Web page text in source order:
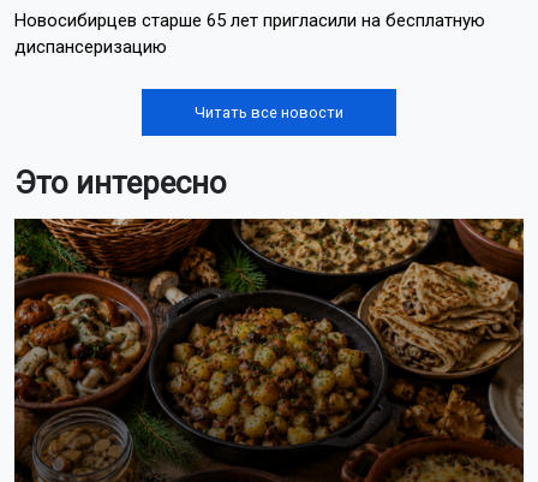
Новосибирцев старше 65 лет пригласили на бесплатную
диспансеризацию
Читать все новости
Это интересно